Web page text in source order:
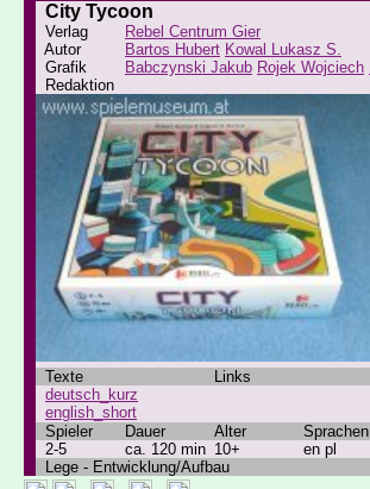
City Tycoon
Verlag
Rebel Centrum Gier
Autor
Bartos Hubert Kowal Lukasz S.
Grafik
Babczynski Jakub Rojek Wojciech
Redaktion
Texte Links
deutsch_kurz
english_short
Spieler
Dauer Alter Sprachen
2-5
ca. 120 min 10+ en pl
Lege - Entwicklung/Aufbau